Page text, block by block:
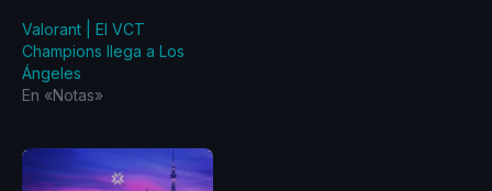
Valorant | El VCT
Champions llega a Los
Ángeles
En «Notas»